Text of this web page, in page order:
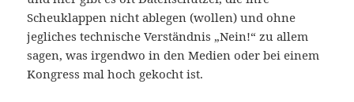
Scheuklappen nicht ablegen (wollen) und ohne
jegliches technische Verständnis „Nein!“ zu allem
sagen, was irgendwo in den Medien oder bei einem
Kongress mal hoch gekocht ist.